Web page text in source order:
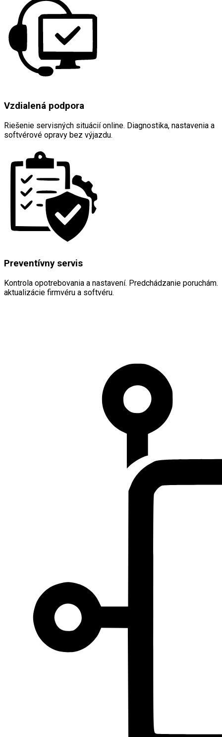
Vzdialená podpora
Riešenie servisných situácií online. Diagnostika, nastavenia a
softvérové opravy bez výjazdu.
Preventívny servis
Kontrola opotrebovania a nastavení. Predchádzanie poruchám.
aktualizácie firmvéru a softvéru.